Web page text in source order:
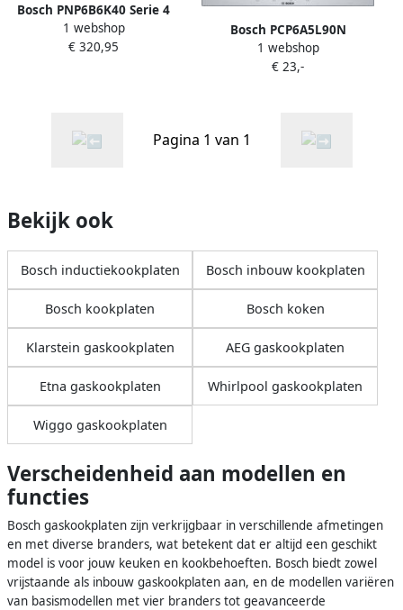
Bosch PNP6B6K40 Serie 4
Gaskookplaat op Glas – 60
cm – 4 Branders inclusief
1 webshop
€ 320,95
Bosch PCP6A5L90N
kookplaat Roestvrijstaal
Ingebouwd Gaskookplaat 4
1 webshop
€ 23,-
Pagina 1 van 1
Bekijk ook
Bosch inductiekookplaten Bosch inbouw kookplaten
Bosch kookplaten Bosch koken
Klarstein gaskookplaten AEG gaskookplaten
Etna gaskookplaten Whirlpool gaskookplaten
Wiggo gaskookplaten
Verscheidenheid aan modellen en
functies
Bosch gaskookplaten zijn verkrijgbaar in verschillende afmetingen
en met diverse branders, wat betekent dat er altijd een geschikt
model is voor jouw keuken en kookbehoeften. Bosch biedt zowel
vrijstaande als inbouw gaskookplaten aan, en de modellen variëren
van basismodellen met vier branders tot geavanceerde